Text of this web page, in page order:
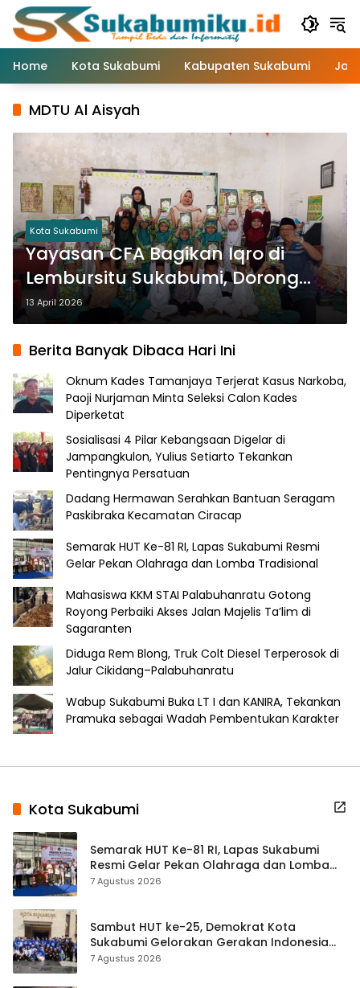
Langsung
konten
Home
Kota Sukabumi Kabupaten Sukabumi
MDTU Al Aisyah
Kota Sukabumi
Yayasan CFA Bagikan Iqro di
Lembursitu Sukabumi, Dorong
Anak Belajar Alquran Sejak Dini
13 April 2026
Berita Banyak Dibaca Hari Ini
Oknum Kades Tamanjaya Terjerat Kasus Narkoba,
Paoji Nurjaman Minta Seleksi Calon Kades
Diperketat
Sosialisasi 4 Pilar Kebangsaan Digelar di
Jampangkulon, Yulius Setiarto Tekankan
Pentingnya Persatuan
Dadang Hermawan Serahkan Bantuan Seragam
Paskibraka Kecamatan Ciracap
Semarak HUT Ke-81 RI, Lapas Sukabumi Resmi
Gelar Pekan Olahraga dan Lomba Tradisional
Mahasiswa KKM STAI Palabuhanratu Gotong
Royong Perbaiki Akses Jalan Majelis Ta’lim di
Sagaranten
Diduga Rem Blong, Truk Colt Diesel Terperosok di
Jalur Cikidang–Palabuhanratu
Wabup Sukabumi Buka LT I dan KANIRA, Tekankan
Pramuka sebagai Wadah Pembentukan Karakter
Kota Sukabumi
Semarak HUT Ke-81 RI, Lapas Sukabumi
Resmi Gelar Pekan Olahraga dan Lomba
Tradisional
7 Agustus 2026
Sambut HUT ke-25, Demokrat Kota
Sukabumi Gelorakan Gerakan Indonesia
ASRI Lewat Aksi Bersih Masjid Agung
7 Agustus 2026